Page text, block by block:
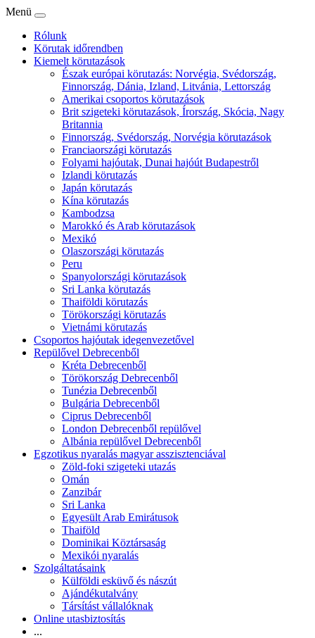
Menü
Rólunk
Körutak időrendben
Kiemelt körutazások
Észak európai körutazás: Norvégia, Svédország,
Finnország, Dánia, Izland, Litvánia, Lettország
Amerikai csoportos körutazások
Brit szigeteki körutazások, Írország, Skócia, Nagy
Britannia
Finnország, Svédország, Norvégia körutazások
Franciaországi körutazás
Folyami hajóutak, Dunai hajóút Budapestről
Izlandi körutazás
Japán körutazás
Kína körutazás
Kambodzsa
Marokkó és Arab körutazások
Mexikó
Olaszországi körutazás
Peru
Spanyolországi körutazások
Sri Lanka körutazás
Thaiföldi körutazás
Törökországi körutazás
Vietnámi körutazás
Csoportos hajóutak idegenvezetővel
Repülővel Debrecenből
Kréta Debrecenből
Törökország Debrecenből
Tunézia Debrecenből
Bulgária Debrecenből
Ciprus Debrecenből
London Debrecenből repülővel
Albánia repülővel Debrecenből
Egzotikus nyaralás magyar asszisztenciával
Zöld-foki szigeteki utazás
Omán
Zanzibár
Sri Lanka
Egyesült Arab Emirátusok
Thaiföld
Dominikai Köztársaság
Mexikói nyaralás
Szolgáltatásaink
Külföldi esküvő és nászút
Ajándékutalvány
Társítást vállalóknak
Online utasbiztosítás
...